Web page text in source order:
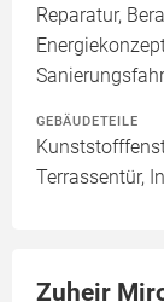
Reparatur,
GEBÄUDETEILE
Terrassentür,
Zuheir